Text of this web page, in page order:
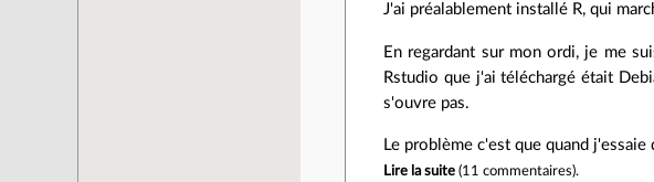
J'ai préalablement installé R, qui
En regardant sur mon ordi, je me
Rstudio que j'ai téléchargé était
s'ouvre pas.
Le problème c'est que quand
Lire la suite (11 commentaires).